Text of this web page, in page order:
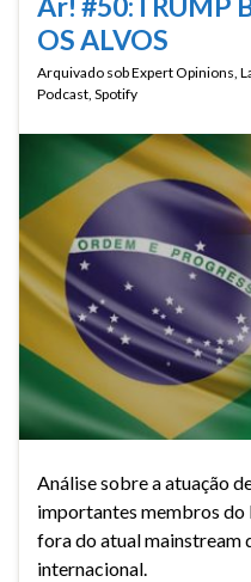
OS ALVOS
Arquivado sobExpert Opinions,
Podcast, Spotify
Análise sobre a atuação
importantes membros do
fora do atual mainstream
internacional.